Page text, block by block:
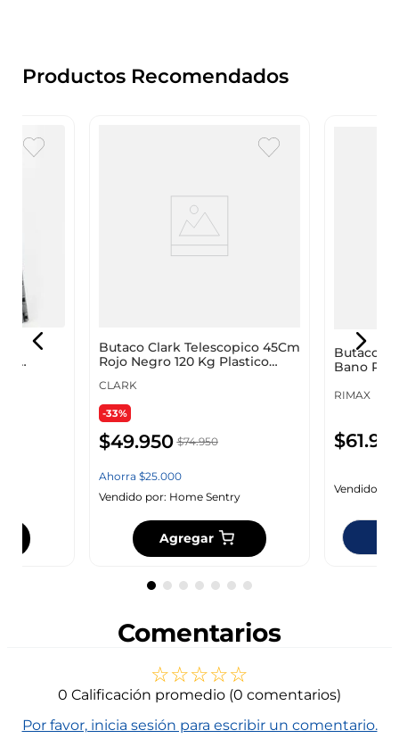
Productos Recomendados
Butaco Clark Telescopico 45Cm
Rojo Negro 120 Kg Plastico
CLARK
-33%
$49.950 $74.950
Ahorra $25.000
Vendido por: Home Sentry
Agregar
Butaco
Bano
RIMAX
$61.
Vendido
Comentarios
☆☆☆☆☆
0 Calificación promedio (0 comentarios)
Por favor, inicia sesión para escribir un comentario.